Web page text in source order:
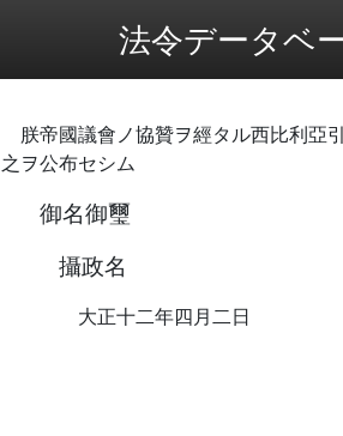
法令データベ
朕帝國議會ノ協贊ヲ經タル西比利亞
之ヲ公布セシム
御名御璽
攝政名
大正十二年四月二日